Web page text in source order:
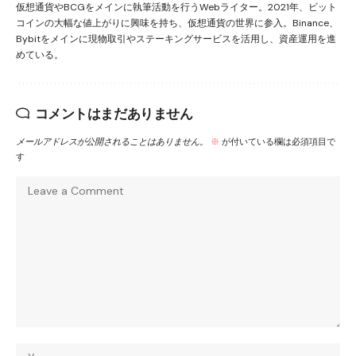
仮想通貨やBCGをメインに執筆活動を行うWebライター。2021年、ビット
コインの大幅な値上がりに興味を持ち、仮想通貨の世界に参入。Binance、
Bybitをメインに現物取引やステーキングサービスを活用し、資産運用を進
めている。
コメントはまだありません
メールアドレスが公開されることはありません。 ※ が付いている欄は必須項目で
す